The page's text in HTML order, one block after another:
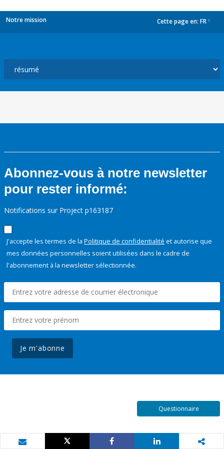
Notre mission Cette page en: FR
Abonnez-vous à notre newsletter
pour rester informé:
Notifications sur Project p163187
J'accepte les termes de la Politique de confidentialité et autorise que
mes données personnelles soient utilisées dans le cadre de
l'abonnement à la newsletter sélectionnée.
Je m'abonne
Questionnaire